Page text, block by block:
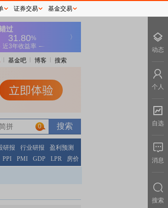
基金吧 博客 搜索
0
研报 行业研报
盈利预测
PPI PMI GDP LPR 房价
证券交易 基金交易
动态
个人
自选
消息
搜索